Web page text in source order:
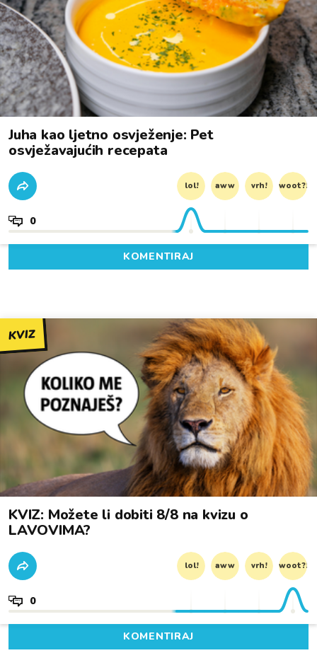
Juha kao ljetno osvježenje: Pet
osvježavajućih recepata
lol! aww vrh! woot?!
0
KOMENTIRAJ
KVIZ
KVIZ: Možete li dobiti 8/8 na kvizu o
LAVOVIMA?
lol! aww vrh! woot?!
0
KOMENTIRAJ